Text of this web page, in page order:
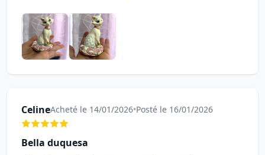
CelineAcheté le 14/01/2026•Posté le 16/01/2026
Bella duquesa